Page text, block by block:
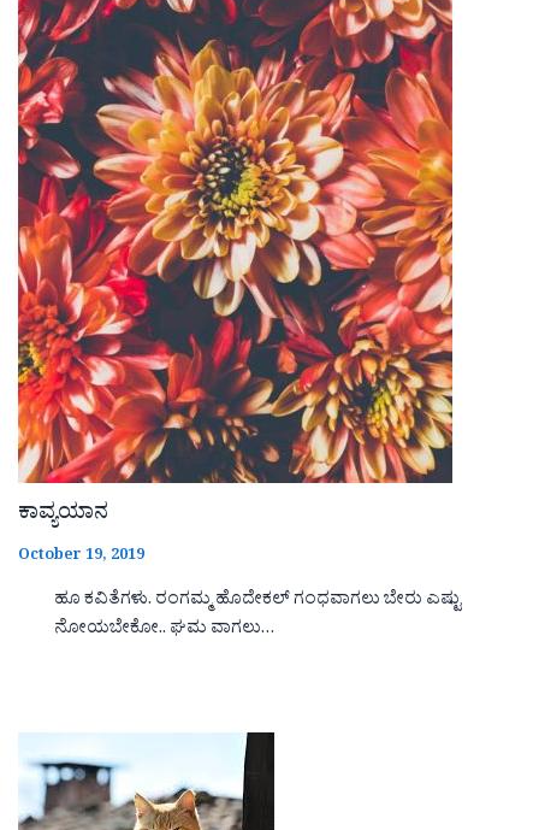
ಕಾವ್ಯಯಾನ
October 19, 2019
ಹೂ ಕವಿತೆಗಳು. ರಂಗಮ್ಮ ಹೊದೇಕಲ್ ಗಂಧವಾಗಲು ಬೇರು ಎಷ್ಟು
ನೋಯಬೇಕೋ.. ಘಮ ವಾಗಲು…